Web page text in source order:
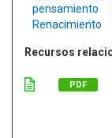
Renacimiento
Recursos
PDF